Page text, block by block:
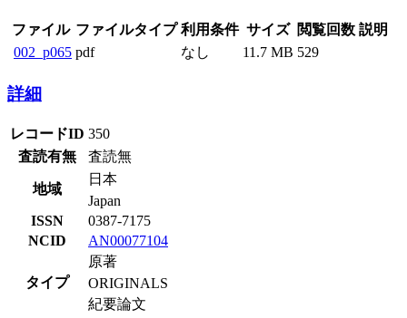
ファイル ファイルタイプ 利用条件 サイズ 閲覧回数 説明
002_p065 pdf なし 11.7 MB 529
詳細
レコードID 350
査読有無
査読無
地域
日本
Japan
ISSN
0387-7175
NCID
AN00077104
タイプ
原著
ORIGINALS
紀要論文